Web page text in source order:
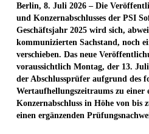
Berlin, 8. Juli 2026 – Die
und Konzernabschlusses der PSI
Geschäftsjahr 2025 wird sich,
kommunizierten Sachstand, noch
verschieben. Das neue
voraussichtlich Montag, der 13.
der Abschlussprüfer aufgrund des
Wertaufhellungszeitraums zu einer
Konzernabschluss in Höhe von bis
einen ergänzenden